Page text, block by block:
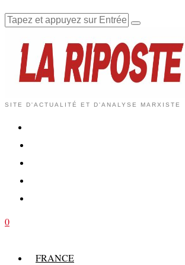
SITE D'ACTUALITÉ ET D'ANALYSE MARXISTE
0
FRANCE